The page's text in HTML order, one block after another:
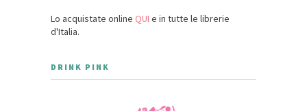
Lo acquistate online QUI e in tutte le librerie
d'Italia.
DRINK PINK